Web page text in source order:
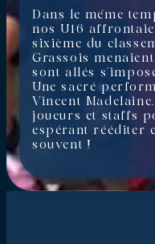
Dans le même
nos U16
sixième du
Grassois
sont allés
Une sacré
Vincent
joueurs et staffs
espérant rééditer
souvent !